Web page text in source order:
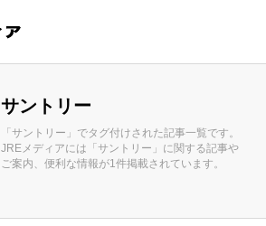
サントリー
「サントリー」でタグ付けされた記事一覧です。
JREメディアには「サントリー」に関する記事や
ご案内、便利な情報が1件掲載されています。